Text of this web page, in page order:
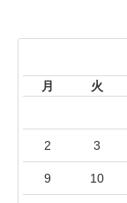
月
火
2 3
9 10